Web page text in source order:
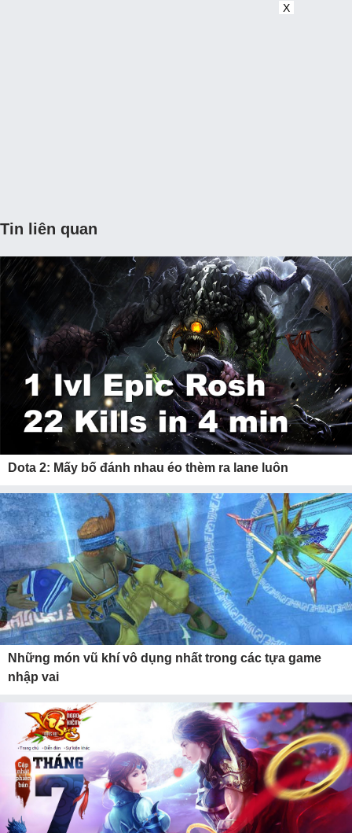
X
Tin liên quan
Dota 2: Mấy bố đánh nhau éo thèm ra lane luôn
Những món vũ khí vô dụng nhất trong các tựa game
nhập vai